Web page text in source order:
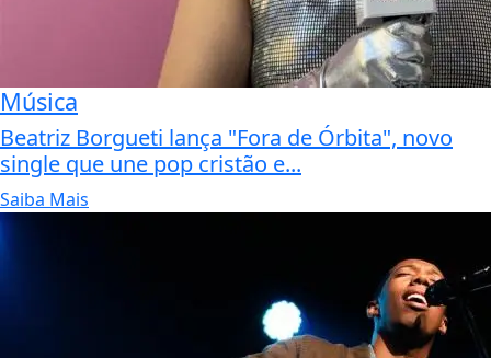
Música
Beatriz Borgueti lança "Fora de Órbita", novo
single que une pop cristão e...
Saiba Mais